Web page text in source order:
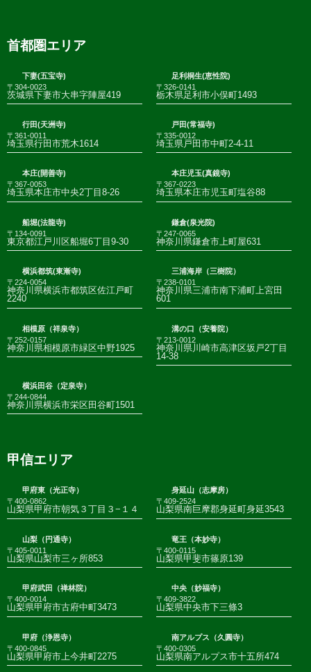
首都圏エリア
下妻(五宝寺)
〒304-0023
茨城県下妻市大串字陣屋419
足利桐生(恵性院)
〒326-0141
栃木県足利市小俣町1493
行田(天洲寺)
〒361-0011
埼玉県行田市荒木1614
戸田(常福寺)
〒335-0012
埼玉県戸田市中町2-4-11
本庄(開善寺)
〒367-0053
埼玉県本庄市中央2丁目8-26
本庄児玉(真鏡寺)
〒367-0223
埼玉県本庄市児玉町塩谷88
船堀(法龍寺)
〒134-0091
東京都江戸川区船堀6丁目9-30
鎌倉(泉光院)
〒247-0065
神奈川県鎌倉市上町屋631
横浜都筑(東漸寺)
〒224-0054
神奈川県横浜市都筑区佐江戸町
2240
三浦海岸（三樹院）
〒238-0101
神奈川県三浦市南下浦町上宮田
601
相模原（祥泉寺）
〒252-0157
神奈川県相模原市緑区中野1925
溝の口（安養院）
〒213-0012
神奈川県川崎市高津区坂戸2丁目
14-38
横浜田谷（定泉寺）
〒244-0844
神奈川県横浜市栄区田谷町1501
甲信エリア
甲府東（光正寺）
〒400-0862
山梨県甲府市朝気３丁目３−１４
身延山（志摩房）
〒409-2524
山梨県南巨摩郡身延町身延3543
山梨（円通寺）
〒405-0011
山梨県山梨市三ヶ所853
竜王（本妙寺）
〒400-0115
山梨県甲斐市篠原139
甲府武田（禅林院）
〒400-0014
山梨県甲府市古府中町3473
中央（妙福寺）
〒409-3822
山梨県中央市下三條3
甲府（浄恩寺）
〒400-0845
山梨県甲府市上今井町2275
南アルプス（久圓寺）
〒400-0305
山梨県南アルプス市十五所474